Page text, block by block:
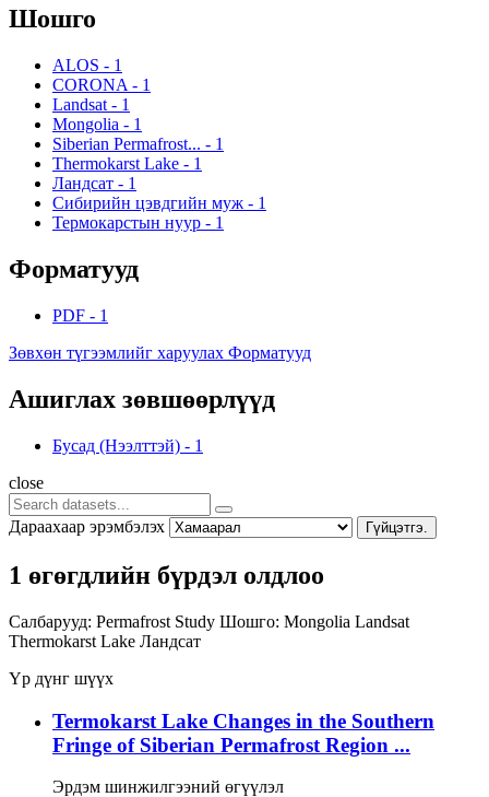
Шошго
ALOS - 1
CORONA - 1
Landsat - 1
Mongolia - 1
Siberian Permafrost... - 1
Thermokarst Lake - 1
Ландсат - 1
Сибирийн цэвдгийн муж - 1
Термокарстын нуур - 1
Форматууд
PDF - 1
Зөвхөн түгээмлийг харуулах Форматууд
Ашиглах зөвшөөрлүүд
Бусад (Нээлттэй) - 1
close
Дараахаар эрэмбэлэх Гүйцэтгэ.
1 өгөгдлийн бүрдэл олдлоо
Салбарууд: Permafrost Study Шошго: Mongolia Landsat
Thermokarst Lake Ландсат
Үр дүнг шүүх
Termokarst Lake Changes in the Southern
Fringe of Siberian Permafrost Region ...
Эрдэм шинжилгээний өгүүлэл